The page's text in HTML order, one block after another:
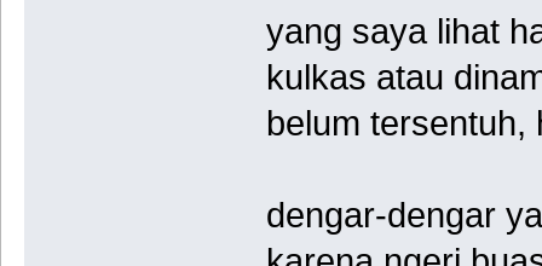
yang saya lihat
kulkas atau
belum
dengar-dengar